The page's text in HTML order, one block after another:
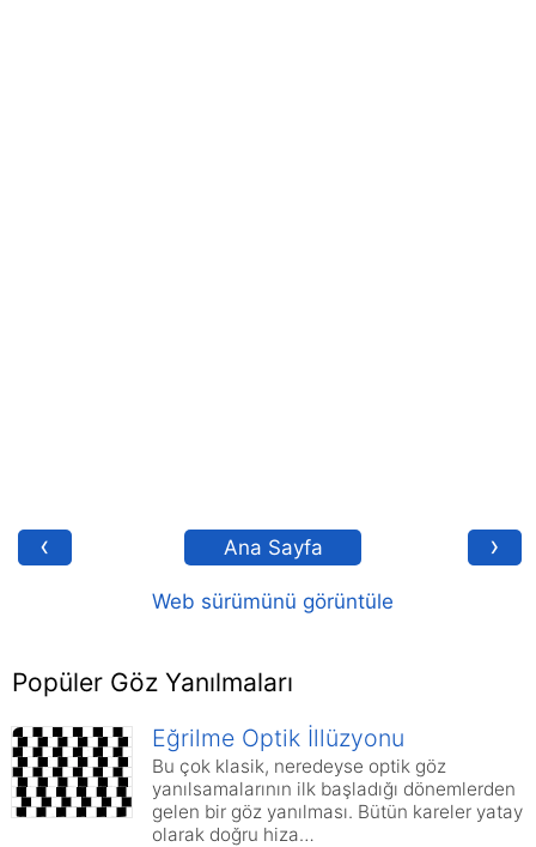
‹ ›
Ana Sayfa
Web sürümünü görüntüle
Popüler Göz Yanılmaları
Eğrilme Optik İllüzyonu
Bu çok klasik, neredeyse optik göz
yanılsamalarının ilk başladığı dönemlerden
gelen bir göz yanılması. Bütün kareler yatay
olarak doğru hiza…